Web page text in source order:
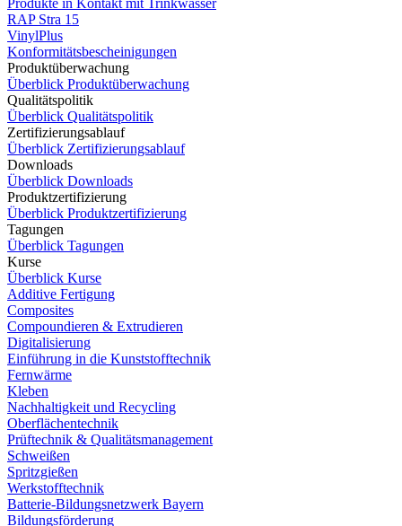
RAP Stra 15
VinylPlus
Konformitätsbescheinigungen
Produktüberwachung
Überblick Produktüberwachung
Qualitätspolitik
Überblick Qualitätspolitik
Zertifizierungsablauf
Überblick Zertifizierungsablauf
Downloads
Überblick Downloads
Produktzertifizierung
Überblick Produktzertifizierung
Tagungen
Überblick Tagungen
Kurse
Überblick Kurse
Additive Fertigung
Composites
Compoundieren & Extrudieren
Digitalisierung
Einführung in die Kunststofftechnik
Fernwärme
Kleben
Nachhaltigkeit und Recycling
Oberflächentechnik
Prüftechnik & Qualitätsmanagement
Schweißen
Spritzgießen
Werkstofftechnik
Batterie-Bildungsnetzwerk Bayern
Bildungsförderung